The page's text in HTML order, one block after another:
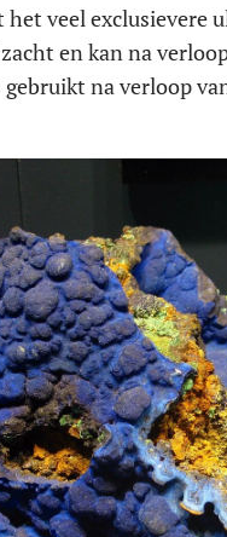
veel exclusievere
en kan na
na verloop